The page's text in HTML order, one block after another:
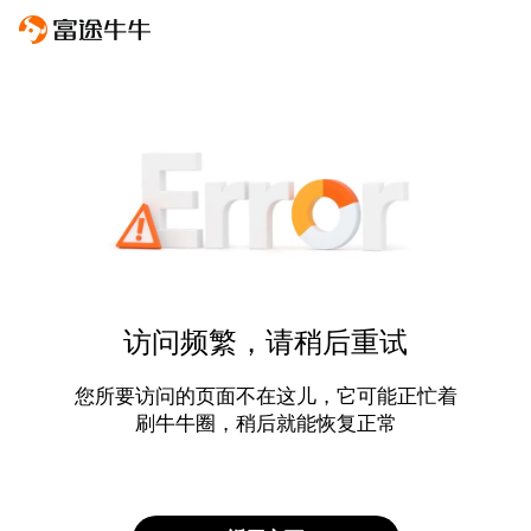
访问频繁，请稍后重试
您所要访问的页面不在这儿，它可能正忙着
刷牛牛圈，稍后就能恢复正常